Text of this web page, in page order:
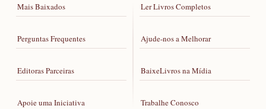
Mais Baixados
Perguntas Frequentes
Editoras Parceiras
Apoie uma Iniciativa
Ler Livros Completos
Ajude-nos a Melhorar
BaixeLivros na Mídia
Trabalhe Conosco